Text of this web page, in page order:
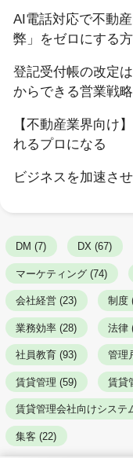
AI電話対応で不動
弊」をゼロにする
登記受付帳の改定
からできる営業戦
【不動産業界向け
れるプロになる
ビジネスを加速さ
DM (7) DX (67)
マーケティング (74)
会社経営 (23) 制度
業務効率 (28) 法律
社員教育 (93) 管理
賃貸管理 (59) 賃貸
賃貸管理会社向けシステ
集客 (22)